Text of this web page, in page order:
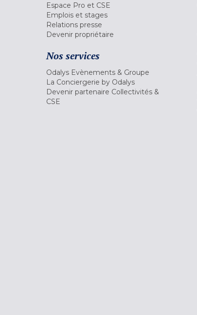
Espace Pro et CSE
Emplois et stages
Relations presse
Devenir propriétaire
Nos services
Odalys Evènements & Groupe
La Conciergerie by Odalys
Devenir partenaire Collectivités &
CSE